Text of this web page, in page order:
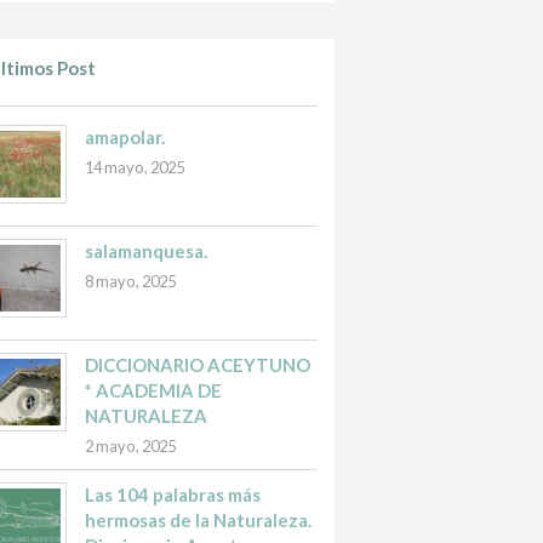
Post
amapolar.
14 mayo, 2025
salamanquesa.
8 mayo, 2025
DICCIONARIO ACEYTUNO
* ACADEMIA DE
NATURALEZA
2 mayo, 2025
Las 104 palabras más
hermosas de la Naturaleza.